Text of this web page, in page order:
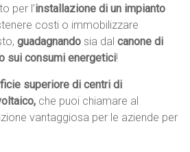
per l’installazione di un impianto
costi o immobilizzare
guadagnando sia dalcanone di
sui consumi energetici!
superiore di centri di
che puoi chiamare al
vantaggiosa per le aziende per